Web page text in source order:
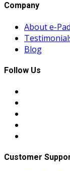
Company
About e-
Blog
Follow Us
Customer